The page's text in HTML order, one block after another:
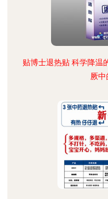
贴博士退热贴 科学降温
厥中